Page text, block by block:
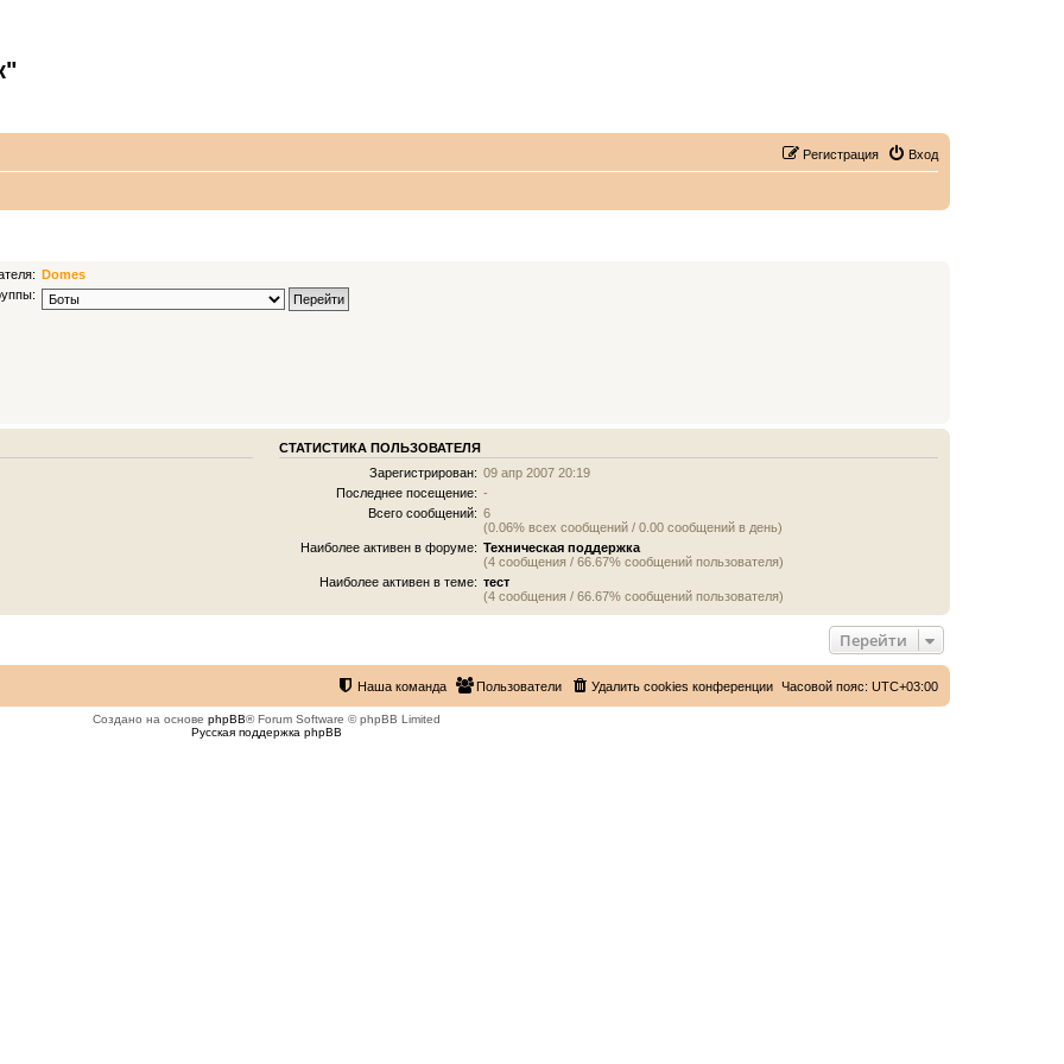
Вход
Регистрация
Domes
СТАТИСТИКА ПОЛЬЗОВАТЕЛЯ
Зарегистрирован: 09 апр 2007 20:19
Последнее посещение: -
Всего сообщений: 6
(0.06% всех сообщений / 0.00 сообщений в день)
Наиболее активен в форуме: Техническая поддержка
(4 сообщения / 66.67% сообщений пользователя)
Наиболее активен в теме: тест
(4 сообщения / 66.67% сообщений пользователя)
Перейти
Часовой пояс: UTC+03:00
Удалить cookies конференции
Пользователи
Наша команда
Создано на основе phpBB® Forum Software © phpBB Limited
Русская поддержка phpBB